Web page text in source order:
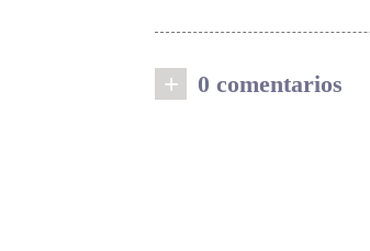
+ 0 comentarios